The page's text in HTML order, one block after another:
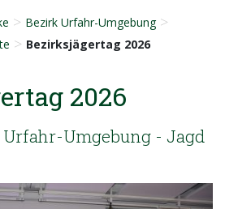
> Bezirk Urfahr-Umgebung >
> Bezirksjägertag 2026
2026
Umgebung - Jagd